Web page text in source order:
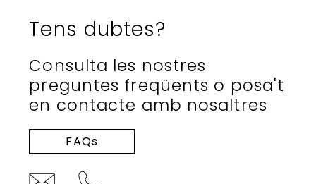
Tens dubtes?
Consulta les nostres
preguntes freqüents o posa't
en contacte amb nosaltres
FAQs